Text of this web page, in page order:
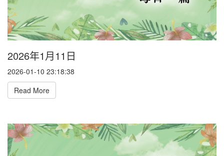
2026年1月11日
2026-01-10 23:18:38
Read More